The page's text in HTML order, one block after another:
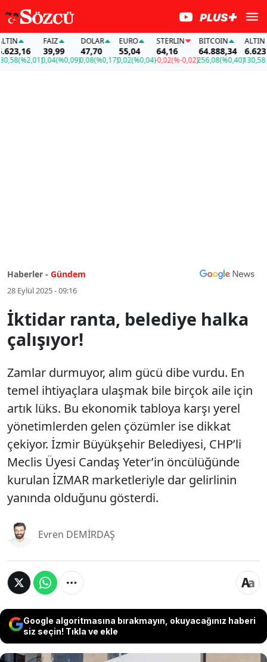
(%2,01)
FAİZ
39,99
0,04(%0,09)
DOLAR
47,70
0,08(%0,17)
EURO
55,04
0,02(%0,04)
STERLIN
64,16
-0,02(%-0,02)
BITCOIN
64.888,34
256,08(%0,40)
ALTIN
130,58
Haberler - Gündem
28 Eylül 2025 - 09:16
İktidar ranta, belediye halka
çalışıyor!
Zamlar durmuyor, alım gücü dibe vurdu. En
temel ihtiyaçlara ulaşmak bile birçok aile için
artık lüks. Bu ekonomik tabloya karşı yerel
yönetimlerden gelen çözümler ise dikkat
çekiyor. İzmir Büyükşehir Belediyesi, CHP’li
Meclis Üyesi Candaş Yeter’in öncülüğünde
kurulan İZMAR marketleriyle dar gelirlinin
yanında olduğunu gösterdi.
Evren DEMİRDAŞ
Google algoritmasına bırakmayın, okuyacağınız haberi
siz seçin! Tıkla ve ekle